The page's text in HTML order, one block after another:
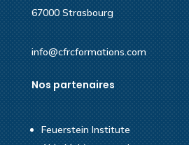
67000 Strasbourg
info@cfrcformations.com
Nos partenaires
Feuerstein Institute